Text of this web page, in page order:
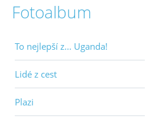
Fotoalbum
To nejlepší z... Uganda!
Lidé z cest
Plazi